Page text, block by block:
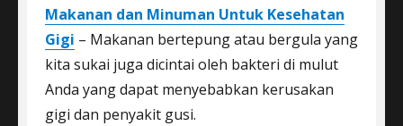
Makanan dan Minuman Untuk Kesehatan
Gigi – Makanan bertepung atau bergula yang
kita sukai juga dicintai oleh bakteri di mulut
Anda yang dapat menyebabkan kerusakan
gigi dan penyakit gusi.